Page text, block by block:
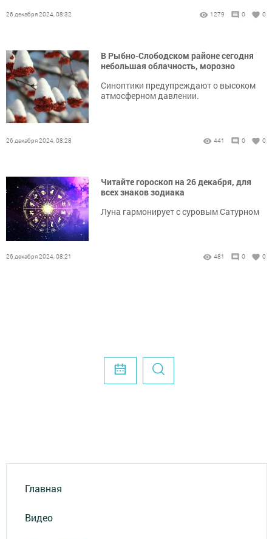
26 декабря 2024, 08:32 1279 0 0
В Рыбно-Слободском районе сегодня
небольшая облачность, морозно
Синоптики предупреждают о высоком
атмосферном давлении.
26 декабря 2024, 08:28 441 0 0
Читайте гороскоп на 26 декабря, для
всех знаков зодиака
Луна гармонирует с суровым Сатурном
26 декабря 2024, 08:21 481 0 0
Главная
Видео